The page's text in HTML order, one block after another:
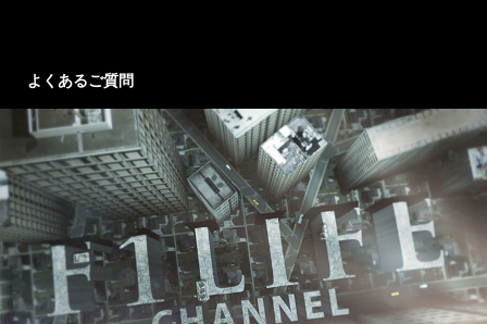
よくあるご質問